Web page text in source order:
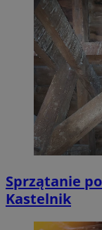
Sprzątanie
Kastelnik